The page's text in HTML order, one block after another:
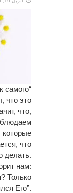
самого
что это
что,
которые
что
делать.
нам:
Только
Его”.